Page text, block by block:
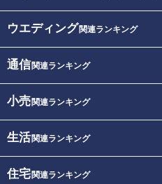
ウエディング関連ランキング
通信関連ランキング
小売関連ランキング
生活関連ランキング
住宅関連ランキング